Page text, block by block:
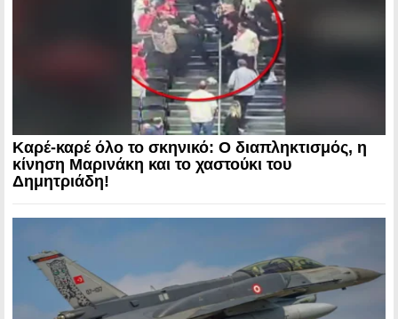
Καρέ-καρέ όλο το σκηνικό: Ο διαπληκτισμός, η
κίνηση Μαρινάκη και το χαστούκι του
Δημητριάδη!